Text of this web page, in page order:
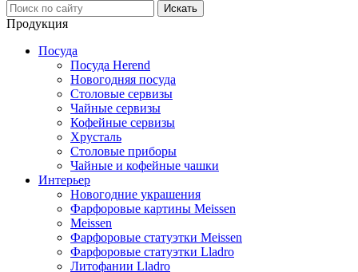
Продукция
Посуда
Посуда Herend
Новогодняя посуда
Столовые сервизы
Чайные сервизы
Кофейные сервизы
Хрусталь
Столовые приборы
Чайные и кофейные чашки
Интерьер
Новогодние украшения
Фарфоровые картины Meissen
Meissen
Фарфоровые статуэтки Meissen
Фарфоровые статуэтки Lladro
Литофании Lladro